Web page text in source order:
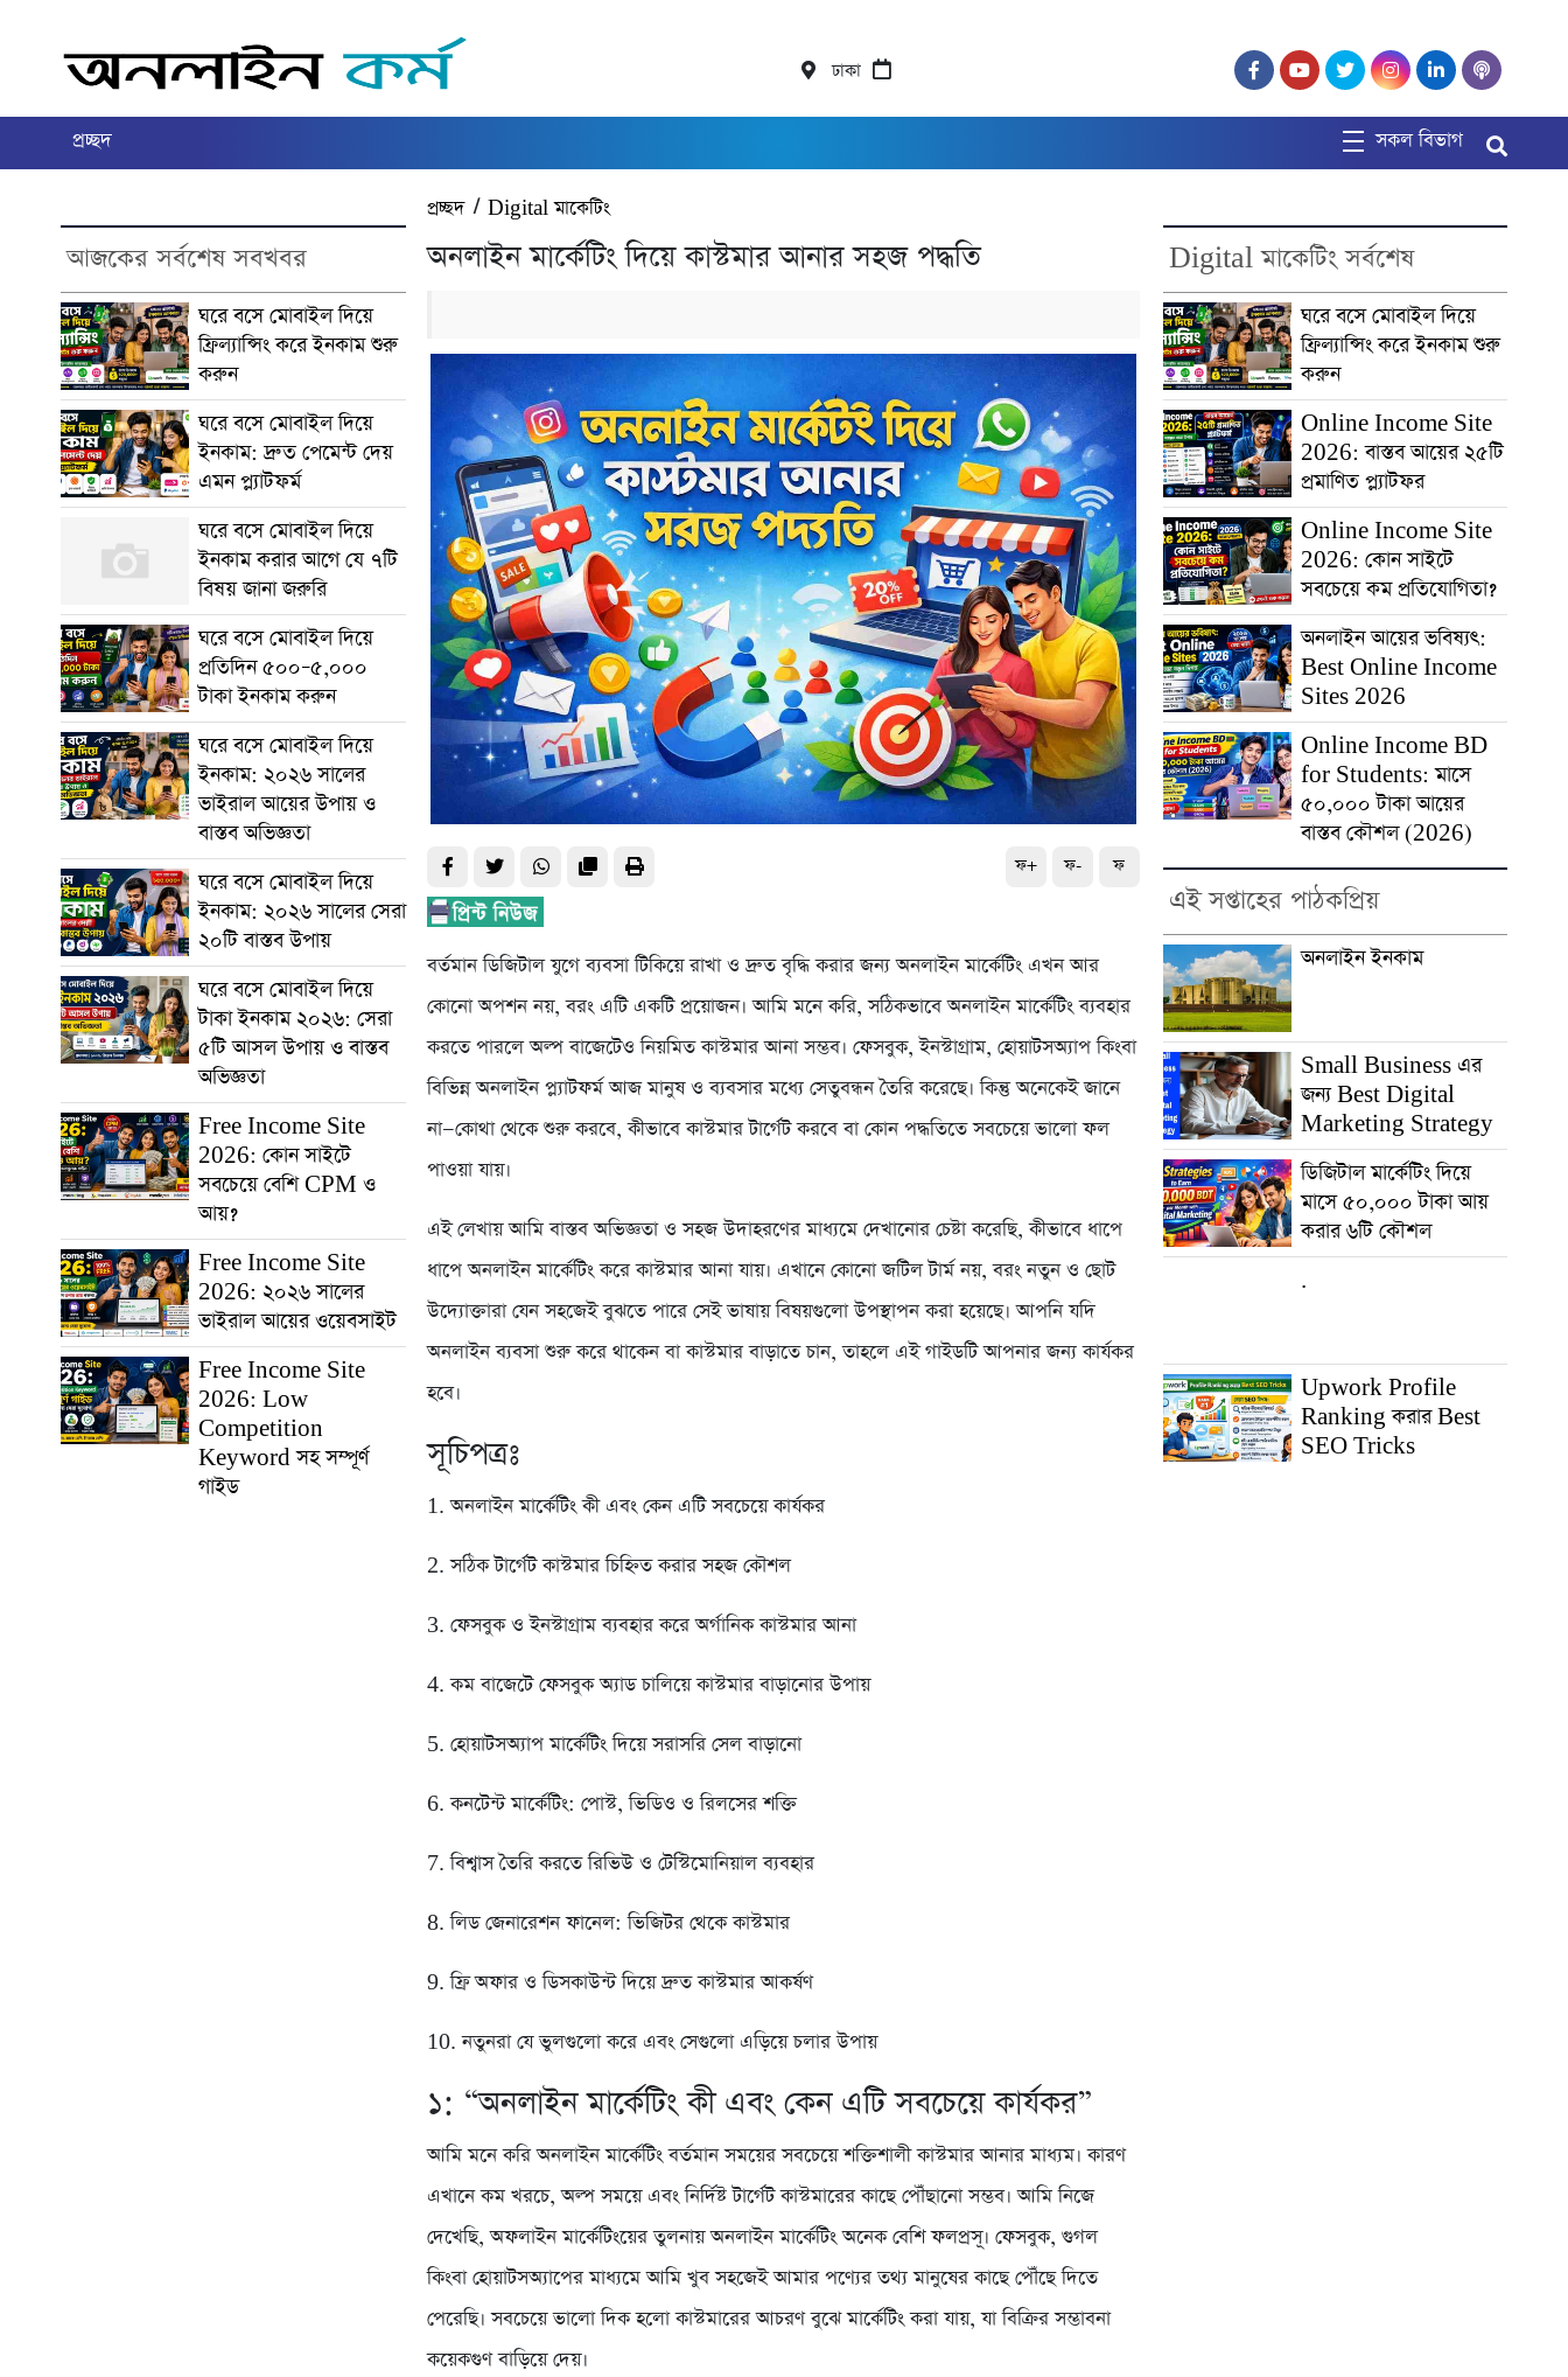
ঢাকা
প্রচ্ছদ সকল বিভাগ
আজকের সর্বশেষ সবখবর
ঘরে বসে মোবাইল দিয়ে
ফ্রিল্যান্সিং করে ইনকাম শুরু
করুন
ঘরে বসে মোবাইল দিয়ে
ইনকাম: দ্রুত পেমেন্ট দেয়
এমন প্ল্যাটফর্ম
ঘরে বসে মোবাইল দিয়ে
ইনকাম করার আগে যে ৭টি
বিষয় জানা জরুরি
ঘরে বসে মোবাইল দিয়ে
প্রতিদিন ৫০০–৫,০০০
টাকা ইনকাম করুন
ঘরে বসে মোবাইল দিয়ে
ইনকাম: ২০২৬ সালের
ভাইরাল আয়ের উপায় ও
বাস্তব অভিজ্ঞতা
ঘরে বসে মোবাইল দিয়ে
ইনকাম: ২০২৬ সালের সেরা
২০টি বাস্তব উপায়
ঘরে বসে মোবাইল দিয়ে
টাকা ইনকাম ২০২৬: সেরা
৫টি আসল উপায় ও বাস্তব
অভিজ্ঞতা
Free Income Site
2026: কোন সাইটে
সবচেয়ে বেশি CPM ও
আয়?
Free Income Site
2026: ২০২৬ সালের
ভাইরাল আয়ের ওয়েবসাইট
Free Income Site
2026: Low
Competition
Keyword সহ সম্পূর্ণ
গাইড
প্রচ্ছদ/Digital মাকেটিং
অনলাইন মার্কেটিং দিয়ে কাস্টমার আনার সহজ পদ্ধতি
ফ+ ফ- ফ
বর্তমান ডিজিটাল যুগে ব্যবসা টিকিয়ে রাখা ও দ্রুত বৃদ্ধি করার জন্য অনলাইন মার্কেটিং এখন আর
কোনো অপশন নয়, বরং এটি একটি প্রয়োজন। আমি মনে করি, সঠিকভাবে অনলাইন মার্কেটিং ব্যবহার
করতে পারলে অল্প বাজেটেও নিয়মিত কাস্টমার আনা সম্ভব। ফেসবুক, ইনস্টাগ্রাম, হোয়াটসঅ্যাপ কিংবা
বিভিন্ন অনলাইন প্ল্যাটফর্ম আজ মানুষ ও ব্যবসার মধ্যে সেতুবন্ধন তৈরি করেছে। কিন্তু অনেকেই জানে
না—কোথা থেকে শুরু করবে, কীভাবে কাস্টমার টার্গেট করবে বা কোন পদ্ধতিতে সবচেয়ে ভালো ফল
পাওয়া যায়।
এই লেখায় আমি বাস্তব অভিজ্ঞতা ও সহজ উদাহরণের মাধ্যমে দেখানোর চেষ্টা করেছি, কীভাবে ধাপে
ধাপে অনলাইন মার্কেটিং করে কাস্টমার আনা যায়। এখানে কোনো জটিল টার্ম নয়, বরং নতুন ও ছোট
উদ্যোক্তারা যেন সহজেই বুঝতে পারে সেই ভাষায় বিষয়গুলো উপস্থাপন করা হয়েছে। আপনি যদি
অনলাইন ব্যবসা শুরু করে থাকেন বা কাস্টমার বাড়াতে চান, তাহলে এই গাইডটি আপনার জন্য কার্যকর
হবে।
সূচিপত্রঃ
1. অনলাইন মার্কেটিং কী এবং কেন এটি সবচেয়ে কার্যকর
2. সঠিক টার্গেট কাস্টমার চিহ্নিত করার সহজ কৌশল
3. ফেসবুক ও ইনস্টাগ্রাম ব্যবহার করে অর্গানিক কাস্টমার আনা
4. কম বাজেটে ফেসবুক অ্যাড চালিয়ে কাস্টমার বাড়ানোর উপায়
5. হোয়াটসঅ্যাপ মার্কেটিং দিয়ে সরাসরি সেল বাড়ানো
6. কনটেন্ট মার্কেটিং: পোস্ট, ভিডিও ও রিলসের শক্তি
7. বিশ্বাস তৈরি করতে রিভিউ ও টেস্টিমোনিয়াল ব্যবহার
8. লিড জেনারেশন ফানেল: ভিজিটর থেকে কাস্টমার
9. ফ্রি অফার ও ডিসকাউন্ট দিয়ে দ্রুত কাস্টমার আকর্ষণ
10. নতুনরা যে ভুলগুলো করে এবং সেগুলো এড়িয়ে চলার উপায়
১: “অনলাইন মার্কেটিং কী এবং কেন এটি সবচেয়ে কার্যকর”
আমি মনে করি অনলাইন মার্কেটিং বর্তমান সময়ের সবচেয়ে শক্তিশালী কাস্টমার আনার মাধ্যম। কারণ
এখানে কম খরচে, অল্প সময়ে এবং নির্দিষ্ট টার্গেট কাস্টমারের কাছে পৌঁছানো সম্ভব। আমি নিজে
দেখেছি, অফলাইন মার্কেটিংয়ের তুলনায় অনলাইন মার্কেটিং অনেক বেশি ফলপ্রসূ। ফেসবুক, গুগল
কিংবা হোয়াটসঅ্যাপের মাধ্যমে আমি খুব সহজেই আমার পণ্যের তথ্য মানুষের কাছে পৌঁছে দিতে
পেরেছি। সবচেয়ে ভালো দিক হলো কাস্টমারের আচরণ বুঝে মার্কেটিং করা যায়, যা বিক্রির সম্ভাবনা
কয়েকগুণ বাড়িয়ে দেয়।
Digital মাকেটিং সর্বশেষ
ঘরে বসে মোবাইল দিয়ে
ফ্রিল্যান্সিং করে ইনকাম শুরু
করুন
Online Income Site
2026: বাস্তব আয়ের ২৫টি
প্রমাণিত প্ল্যাটফর
Online Income Site
2026: কোন সাইটে
সবচেয়ে কম প্রতিযোগিতা?
অনলাইন আয়ের ভবিষ্যৎ:
Best Online Income
Sites 2026
Online Income BD
for Students: মাসে
৫০,০০০ টাকা আয়ের
বাস্তব কৌশল (2026)
এই সপ্তাহের পাঠকপ্রিয়
অনলাইন ইনকাম
Small Business এর
জন্য Best Digital
Marketing Strategy
ডিজিটাল মার্কেটিং দিয়ে
মাসে ৫০,০০০ টাকা আয়
করার ৬টি কৌশল
.
Upwork Profile
Ranking করার Best
SEO Tricks